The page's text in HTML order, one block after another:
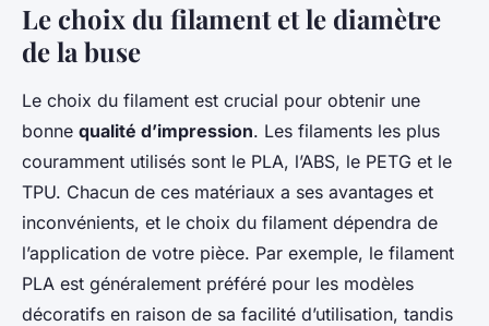
Le choix du filament et le diamètre
de la buse
Le choix du filament est crucial pour obtenir une
bonne qualité d’impression. Les filaments les plus
couramment utilisés sont le PLA, l’ABS, le PETG et le
TPU. Chacun de ces matériaux a ses avantages et
inconvénients, et le choix du filament dépendra de
l’application de votre pièce. Par exemple, le filament
PLA est généralement préféré pour les modèles
décoratifs en raison de sa facilité d’utilisation, tandis